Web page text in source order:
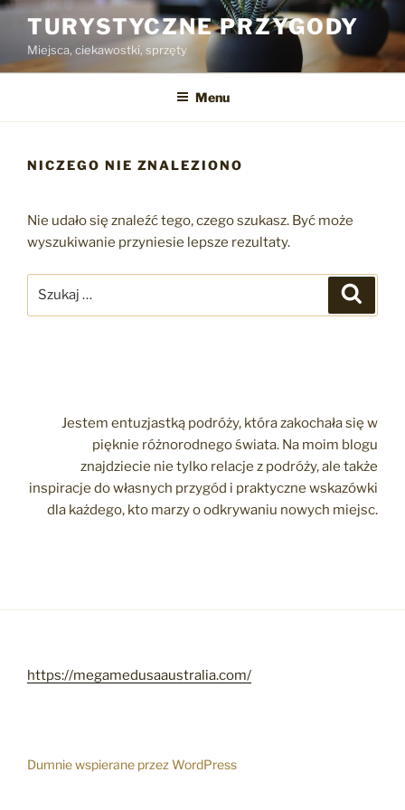
Przejdź
treści
TURYSTYCZNE PRZYGODY
Miejsca, ciekawostki, sprzęty
Menu
NICZEGO NIE ZNALEZIONO
Nie udało się znaleźć tego, czego szukasz. Być może
wyszukiwanie przyniesie lepsze rezultaty.
Jestem entuzjastką podróży, która zakochała się w
pięknie różnorodnego świata. Na moim blogu
znajdziecie nie tylko relacje z podróży, ale także
inspiracje do własnych przygód i praktyczne wskazówki
dla każdego, kto marzy o odkrywaniu nowych miejsc.
https://megamedusaaustralia.com/
Dumnie wspierane przez WordPress